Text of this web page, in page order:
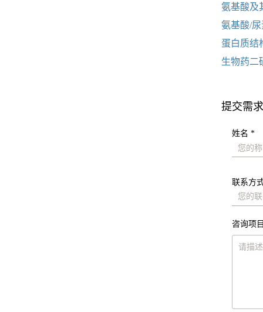
氨基酸及
氨基酸/
蛋白质结
生物药二
提交需求
姓名 *
联系方
咨询项